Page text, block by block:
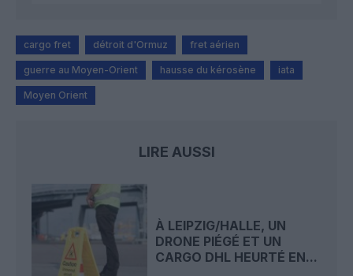
cargo fret détroit d'Ormuz fret aérien
guerre au Moyen-Orient hausse du kérosène iata
Moyen Orient
LIRE AUSSI
À LEIPZIG/HALLE, UN
DRONE PIÉGÉ ET UN
CARGO DHL HEURTÉ EN...